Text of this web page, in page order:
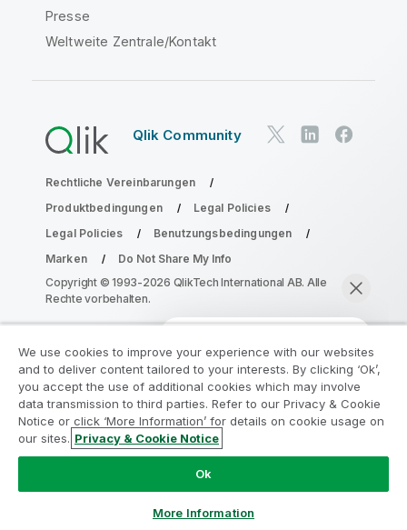
Presse
Weltweite Zentrale/Kontakt
Qlik Community
Rechtliche Vereinbarungen
Produktbedingungen
Legal Policies
Legal Policies
Benutzungsbedingungen
Marken
Do Not Share My Info
Copyright © 1993-2026 QlikTech International AB. Alle
Rechte vorbehalten.
Nehmen Sie am Analyse-
Modernisierungsprogramm teil
Modernisieren Sie mit dem Analyse-
Modernisierungsprogramm, ohne Ihre wertvollen
QlikView-Apps zu gefährden.
Informationen oder kontaktieren Sie uns:
ampquestions@qlik.com
We use cookies to improve your experience with our websites
and to deliver content tailored to your interests. By clicking ‘Ok’,
you accept the use of additional cookies which may involve
data transmission to third parties. Refer to our Privacy & Cookie
Notice or click ‘More Information’ for details on cookie usage on
our sites. Privacy & Cookie Notice
Ok
More Information